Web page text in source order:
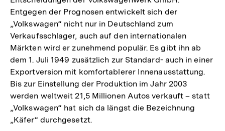
Entgegen der Prognosen entwickelt sich der
„Volkswagen“ nicht nur in Deutschland zum
Verkaufsschlager, auch auf den internationalen
Märkten wird er zunehmend populär. Es gibt ihn ab
dem 1. Juli 1949 zusätzlich zur Standard- auch in einer
Exportversion mit komfortablerer Innenausstattung.
Bis zur Einstellung der Produktion im Jahr 2003
werden weltweit 21,5 Millionen Autos verkauft – statt
„Volkswagen“ hat sich da längst die Bezeichnung
„Käfer“ durchgesetzt.